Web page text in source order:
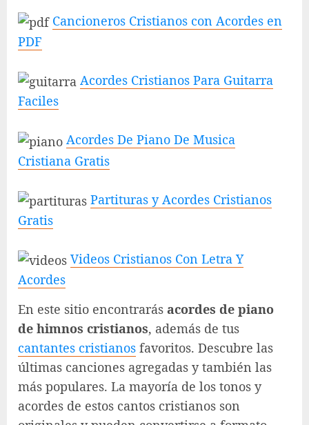
Cancioneros Cristianos con Acordes en
PDF
Acordes Cristianos Para Guitarra
Faciles
Acordes De Piano De Musica
Cristiana Gratis
Partituras y Acordes Cristianos
Gratis
Videos Cristianos Con Letra Y
Acordes
En este sitio encontrarás acordes de piano
de himnos cristianos, además de tus
cantantes cristianos favoritos. Descubre las
últimas canciones agregadas y también las
más populares. La mayoría de los tonos y
acordes de estos cantos cristianos son